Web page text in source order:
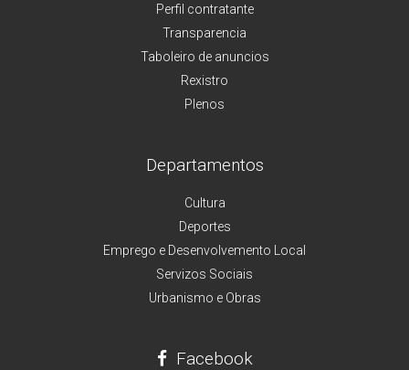
Perfil contratante
Transparencia
Taboleiro de anuncios
Rexistro
Plenos
Departamentos
Cultura
Deportes
Emprego e Desenvolvemento Local
Servizos Sociais
Urbanismo e Obras
Facebook